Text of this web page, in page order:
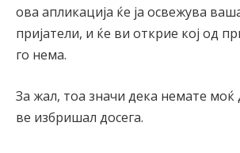
ова апликација ќе ја освежува
пријатели, и ќе ви открие кој од
го нема.
За жал, тоа значи дека немате моќ
ве избришал досега.